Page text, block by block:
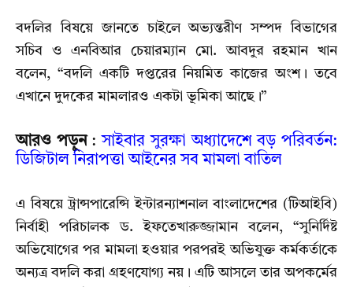
বদলির বিষয়ে জানতে চাইলে অভ্যন্তরীণ সম্পদ বিভাগের
সচিব ও এনবিআর চেয়ারম্যান মো. আবদুর রহমান খান
বলেন, “বদলি একটি দপ্তরের নিয়মিত কাজের অংশ। তবে
এখানে দুদকের মামলারও একটা ভূমিকা আছে।”
আরও পড়ুন:সাইবার সুরক্ষা অধ্যাদেশে বড় পরিবর্তন:
ডিজিটাল নিরাপত্তা আইনের সব মামলা বাতিল
এ বিষয়ে ট্রান্সপারেন্সি ইন্টারন্যাশনাল বাংলাদেশের (টিআইবি)
নির্বাহী পরিচালক ড. ইফতেখারুজ্জামান বলেন, “সুনির্দিষ্ট
অভিযোগের পর মামলা হওয়ার পরপরই অভিযুক্ত কর্মকর্তাকে
অন্যত্র বদলি করা গ্রহণযোগ্য নয়। এটি আসলে তার অপকর্মের